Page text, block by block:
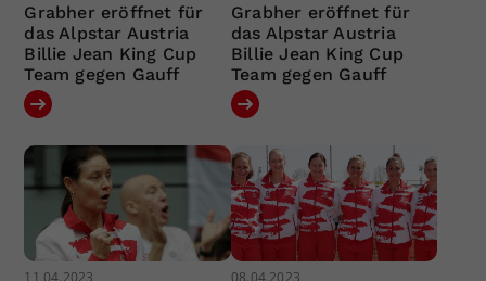
Grabher eröffnet für
das Alpstar Austria
Billie Jean King Cup
Team gegen Gauff
Grabher eröffnet für
das Alpstar Austria
Billie Jean King Cup
Team gegen Gauff